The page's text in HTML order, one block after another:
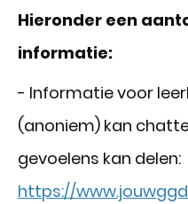
Hieronder een
informatie:
- Informatie voor
(anoniem) kan
gevoelens kan delen:
https://